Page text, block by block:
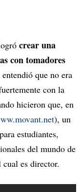
crear una
con tomadores
que no era
con la
hicieron que, en
), un
estudiantes,
del mundo de
es director.